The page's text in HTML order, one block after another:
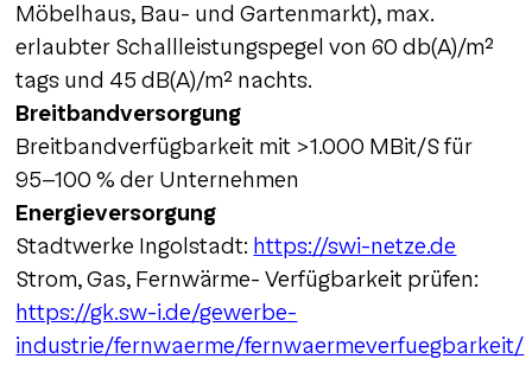
Möbelhaus, Bau- und Gartenmarkt), max.
erlaubter Schallleistungspegel von 60 db(A)/m²
tags und 45 dB(A)/m² nachts.
Breitbandversorgung
Breitbandverfügbarkeit mit >1.000 MBit/S für
95-100 % der Unternehmen
Energieversorgung
Stadtwerke Ingolstadt: https://swi-netze.de
Strom, Gas, Fernwärme- Verfügbarkeit prüfen:
https://gk.sw-i.de/gewerbe-
industrie/fernwaerme/fernwaermeverfuegbarkeit/